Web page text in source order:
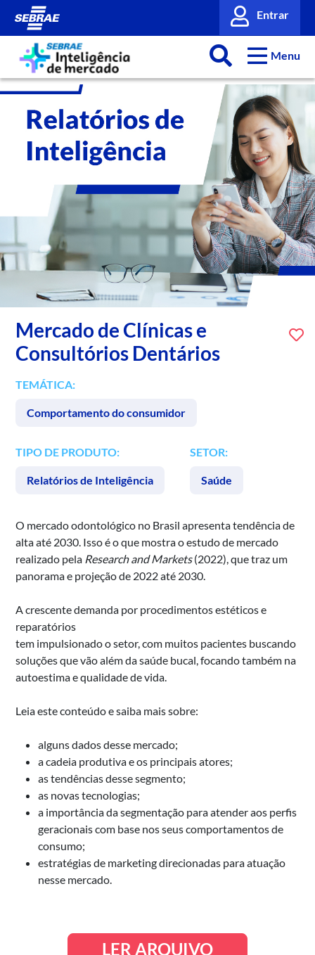
Entrar
Menu
Mercado de Clínicas e
Consultórios Dentários
TEMÁTICA:
Comportamento do consumidor
TIPO DE PRODUTO:
Relatórios de Inteligência
SETOR:
Saúde
O mercado odontológico no Brasil apresenta tendência de
alta até 2030. Isso é o que mostra o estudo de mercado
realizado pela Research and Markets(2022), que traz um
panorama e projeção de 2022 até 2030.
A crescente demanda por procedimentos estéticos e
reparatórios
tem impulsionado o setor, com muitos pacientes buscando
soluções que vão além da saúde bucal, focando também na
autoestima e qualidade de vida.
Leia este conteúdo e saiba mais sobre:
alguns dados desse mercado;
a cadeia produtiva e os principais atores;
as tendências desse segmento;
as novas tecnologias;
a importância da segmentação para atender aos perfis
geracionais com base nos seus comportamentos de
consumo;
estratégias de marketing direcionadas para atuação
nesse mercado.
LER ARQUIVO